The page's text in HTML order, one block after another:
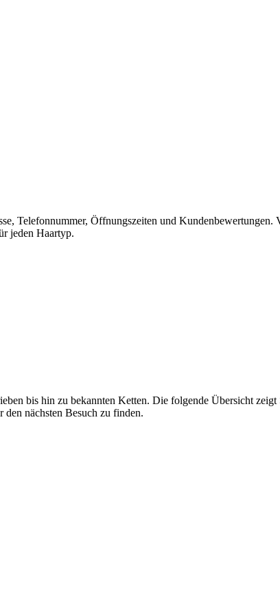
Telefonnummer, Öffnungszeiten und Kundenbewertungen.
jeden Haartyp.
bis hin zu bekannten Ketten. Die folgende Übersicht
nächsten Besuch zu finden.